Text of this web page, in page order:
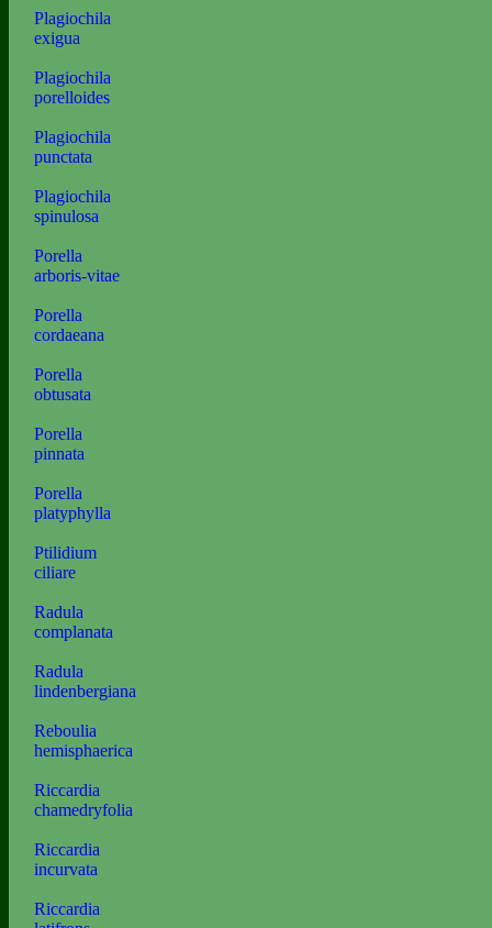
Plagiochila
exigua
Plagiochila
porelloides
Plagiochila
punctata
Plagiochila
spinulosa
Porella
arboris-vitae
Porella
cordaeana
Porella
obtusata
Porella
pinnata
Porella
platyphylla
Ptilidium
ciliare
Radula
complanata
Radula
lindenbergiana
Reboulia
hemisphaerica
Riccardia
chamedryfolia
Riccardia
incurvata
Riccardia